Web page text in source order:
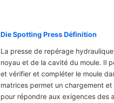
Die Spotting Press Définition
La presse de repérage
noyau et de la cavité du moule. Il
et vérifier et compléter le moule
matrices permet un chargement
pour répondre aux exigences des